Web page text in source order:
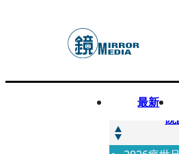
最新
快訊